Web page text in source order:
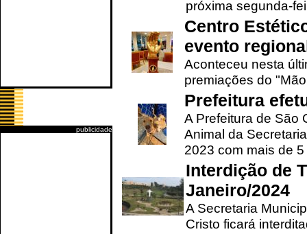
publicidade
próxima segunda-
Centro
evento
Aconteceu nesta
premiações do
Prefeitura
A Prefeitura de São
Animal da
2023 com mais de 5
Interdição de
Janeiro/2024
A Secretaria
Cristo ficará